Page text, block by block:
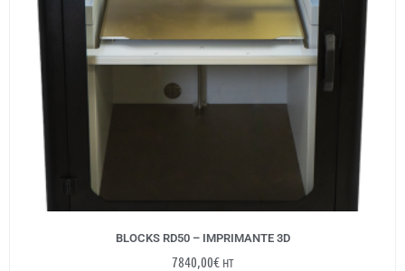
BLOCKS RD50 – IMPRIMANTE 3D
7840,00€ HT